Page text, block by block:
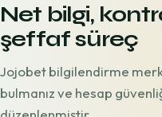
Net bilgi,
şeffaf süreç
Jojobet bilgilendirme
bulmanız ve hesap